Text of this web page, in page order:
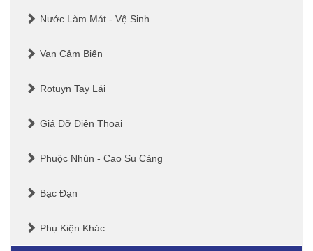
Nước Làm Mát - Vệ Sinh
Van Cảm Biến
Rotuyn Tay Lái
Giá Đỡ Điện Thoại
Phuộc Nhún - Cao Su Càng
Bạc Đạn
Phụ Kiện Khác